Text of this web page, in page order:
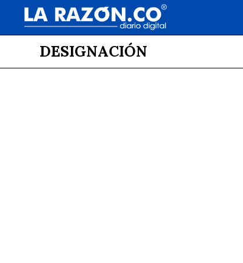
DESIGNACIÓN